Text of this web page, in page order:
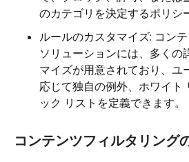
のカテゴリを決定するポリシ
ルールのカスタマイズ: コン
ソリューションには、多くの
マイズが用意されており、ユ
応じて独自の例外、ホワイト
ック リストを定義できます。
コンテンツフィルタリング